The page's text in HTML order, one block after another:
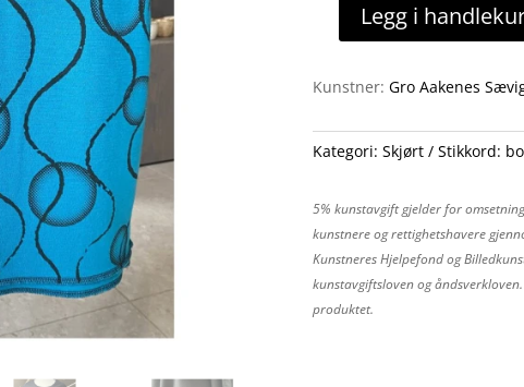
L
Legg i
Kunstner: Gro Aakenes
Kategori: Skjørt Stikkord:
5% kunstavgift gjelder for
kunstnere og rettighetshavere
Kunstneres Hjelpefond og
kunstavgiftsloven og
produktet.